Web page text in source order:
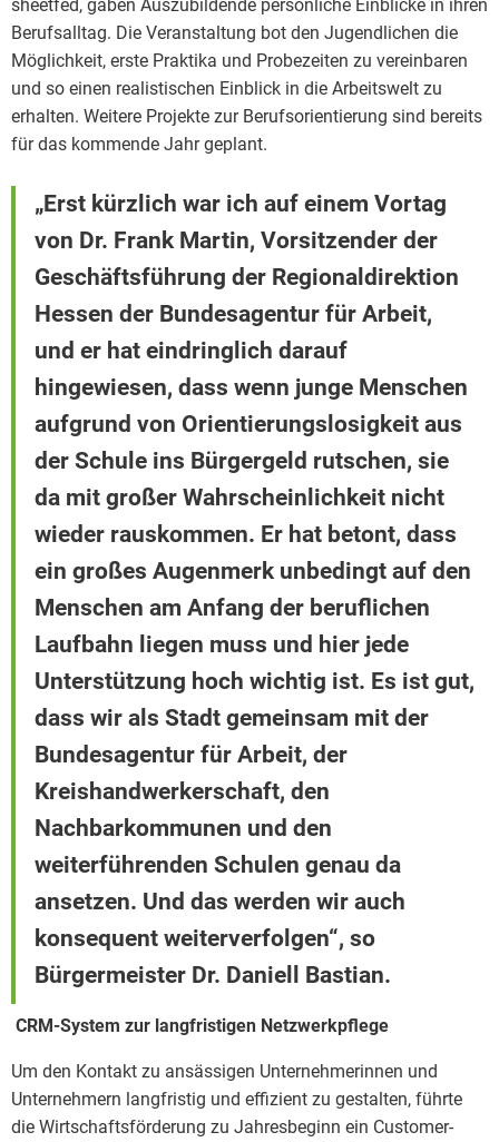
sheetfed, gaben Auszubildende persönliche Einblicke in ihren
Berufsalltag. Die Veranstaltung bot den Jugendlichen die
Möglichkeit, erste Praktika und Probezeiten zu vereinbaren
und so einen realistischen Einblick in die Arbeitswelt zu
erhalten. Weitere Projekte zur Berufsorientierung sind bereits
für das kommende Jahr geplant.
„Erst kürzlich war ich auf einem Vortag
von Dr. Frank Martin, Vorsitzender der
Geschäftsführung der Regionaldirektion
Hessen der Bundesagentur für Arbeit,
und er hat eindringlich darauf
hingewiesen, dass wenn junge Menschen
aufgrund von Orientierungslosigkeit aus
der Schule ins Bürgergeld rutschen, sie
da mit großer Wahrscheinlichkeit nicht
wieder rauskommen. Er hat betont, dass
ein großes Augenmerk unbedingt auf den
Menschen am Anfang der beruflichen
Laufbahn liegen muss und hier jede
Unterstützung hoch wichtig ist. Es ist gut,
dass wir als Stadt gemeinsam mit der
Bundesagentur für Arbeit, der
Kreishandwerkerschaft, den
Nachbarkommunen und den
weiterführenden Schulen genau da
ansetzen. Und das werden wir auch
konsequent weiterverfolgen“, so
Bürgermeister Dr. Daniell Bastian.
CRM-System zur langfristigen Netzwerkpflege
Um den Kontakt zu ansässigen Unternehmerinnen und
Unternehmern langfristig und effizient zu gestalten, führte
die Wirtschaftsförderung zu Jahresbeginn ein Customer-